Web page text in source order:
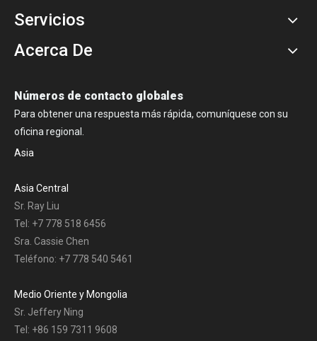
Servicios
Acerca De
Números de contacto globales
Para obtener una respuesta más rápida, comuníquese con su
oficina regional.
Asia
Asia Central
Sr. Ray Liu
Tel: +7 778 518 6456
Sra. Cassie Chen
Teléfono: +7 778 540 5461
Medio Oriente y Mongolia
Sr. Jeffery Ning
Tel: +86 159 7311 9608